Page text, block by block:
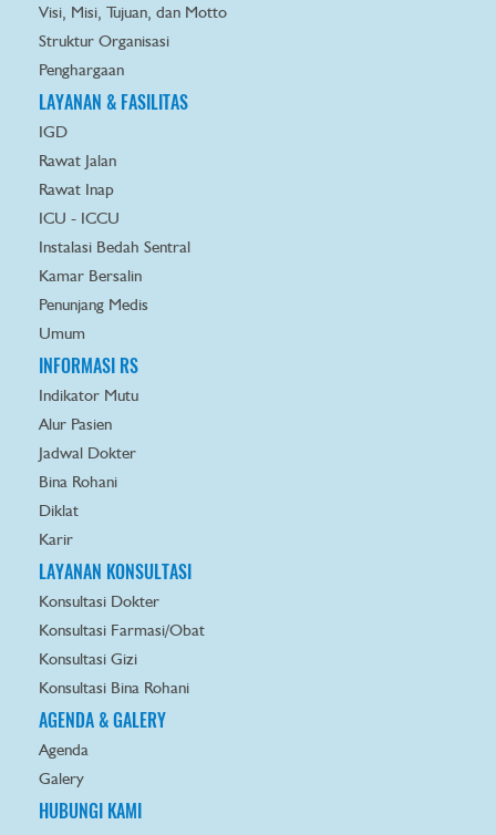
Visi, Misi, Tujuan, dan Motto
Struktur Organisasi
Penghargaan
LAYANAN & FASILITAS
IGD
Rawat Jalan
Rawat Inap
ICU - ICCU
Instalasi Bedah Sentral
Kamar Bersalin
Penunjang Medis
Umum
INFORMASI RS
Indikator Mutu
Alur Pasien
Jadwal Dokter
Bina Rohani
Diklat
Karir
LAYANAN KONSULTASI
Konsultasi Dokter
Konsultasi Farmasi/Obat
Konsultasi Gizi
Konsultasi Bina Rohani
AGENDA & GALERY
Agenda
Galery
HUBUNGI KAMI